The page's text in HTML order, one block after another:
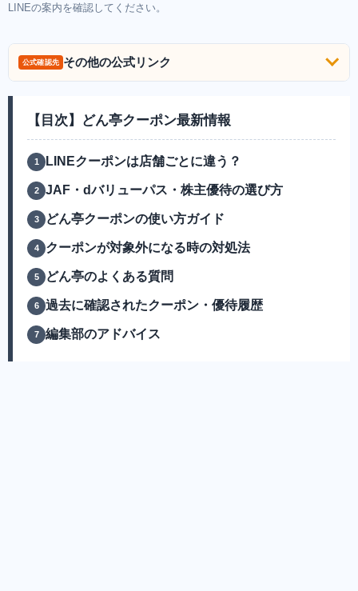
LINEの案内を確認してください。
公式確認先 その他の公式リンク
【目次】どん亭クーポン最新情報
LINEクーポンは店舗ごとに違う？
JAF・dバリューパス・株主優待の選び方
どん亭クーポンの使い方ガイド
クーポンが対象外になる時の対処法
どん亭のよくある質問
過去に確認されたクーポン・優待履歴
編集部のアドバイス